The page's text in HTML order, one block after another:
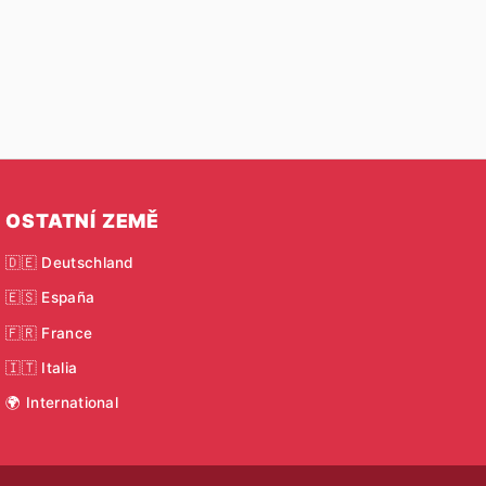
OSTATNÍ ZEMĚ
🇩🇪 Deutschland
🇪🇸 España
🇫🇷 France
🇮🇹 Italia
🌍 International